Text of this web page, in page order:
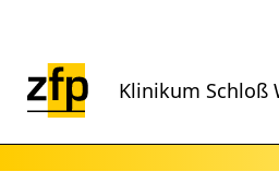
Klinikum Schloß